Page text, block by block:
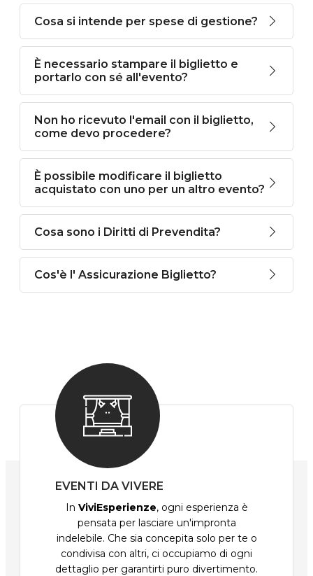
Cosa si intende per spese di gestione?
È necessario stampare il biglietto e
portarlo con sé all'evento?
Non ho ricevuto l'email con il biglietto,
come devo procedere?
È possibile modificare il biglietto
acquistato con uno per un altro evento?
Cosa sono i Diritti di Prevendita?
Cos'è l' Assicurazione Biglietto?
EVENTI DA VIVERE
In ViviEsperienze, ogni esperienza è
pensata per lasciare un'impronta
indelebile. Che sia concepita solo per te o
condivisa con altri, ci occupiamo di ogni
dettaglio per garantirti puro divertimento.